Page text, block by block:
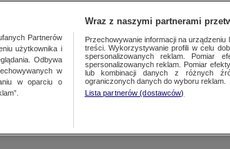
Partnerów
użytkownika i
Odbywa
w
w oparciu o
Wraz z naszymi partnerami
Przechowywanie informacji na
treści. Wykorzystywanie profili w celu
spersonalizowanych reklam. Pomiar
spersonalizowanych reklam. Pomiar
lub kombinacji danych z różnych
ograniczonych danych do wyboru reklam.
Lista partnerów (dostawców)